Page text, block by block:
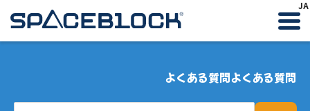
JA
よくある質問よくある質問